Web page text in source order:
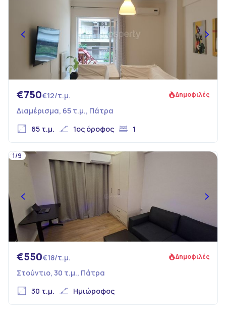
€750€12/τ.μ. Δημοφιλές
Διαμέρισμα, 65 τ.μ., Πάτρα
65 τ.μ.
1ος όροφος 1
1/9
€550€18/τ.μ. Δημοφιλές
Στούντιο, 30 τ.μ., Πάτρα
30 τ.μ.
Ημιώροφος